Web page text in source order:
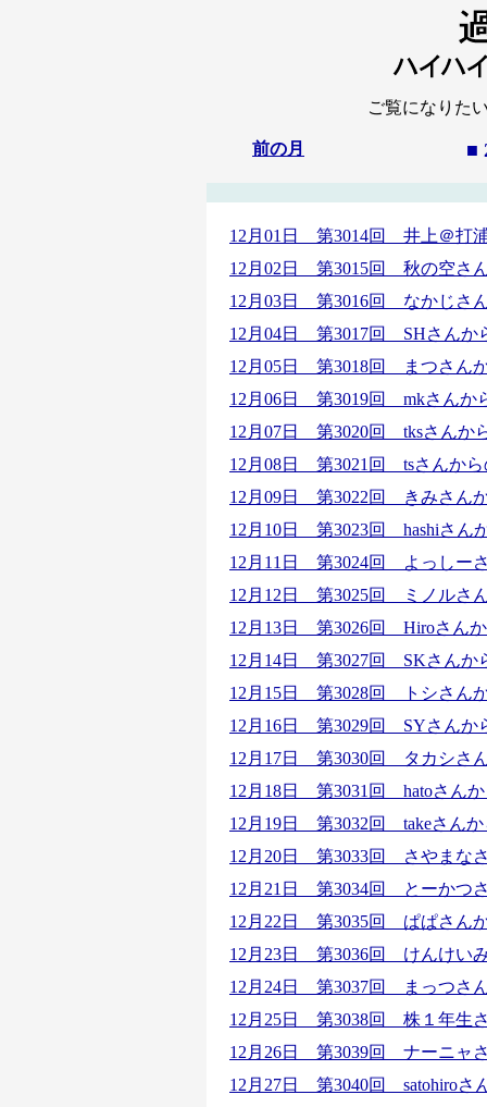
ご覧になりた
前の月 ■
12月01日 第3014回 井上＠打
12月02日 第3015回 秋の空さ
12月03日 第3016回 なかじさ
12月04日 第3017回 SHさんか
12月05日 第3018回 まつさん
12月06日 第3019回 mkさんか
12月07日 第3020回 tksさんか
12月08日 第3021回 tsさんか
12月09日 第3022回 きみさん
12月10日 第3023回 hashiさん
12月11日 第3024回 よっしー
12月12日 第3025回 ミノルさ
12月13日 第3026回 Hiroさん
12月14日 第3027回 SKさんか
12月15日 第3028回 トシさん
12月16日 第3029回 SYさんか
12月17日 第3030回 タカシさ
12月18日 第3031回 hatoさん
12月19日 第3032回 takeさんか
12月20日 第3033回 さやまな
12月21日 第3034回 とーかつ
12月22日 第3035回 ぱぱさん
12月23日 第3036回 けんけい
12月24日 第3037回 まっつさ
12月25日 第3038回 株１年生
12月26日 第3039回 ナーニャ
12月27日 第3040回 satohiroさ